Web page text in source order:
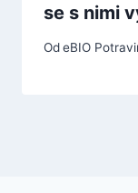
se s nimi
OdeBIO